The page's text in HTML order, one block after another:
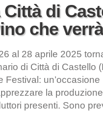
di
che verrà
al 28 aprile 2025
di Città di Castello
Festival:
la
presenti. Sono